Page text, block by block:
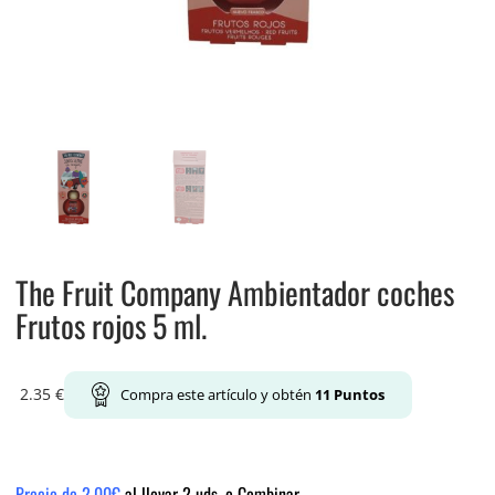
The Fruit Company Ambientador coches
Frutos rojos 5 ml.
2.35 € Compra este artículo y obtén 11 Puntos